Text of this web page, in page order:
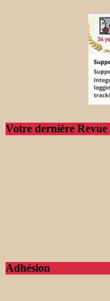
Votre dernière Revue
Adhésion